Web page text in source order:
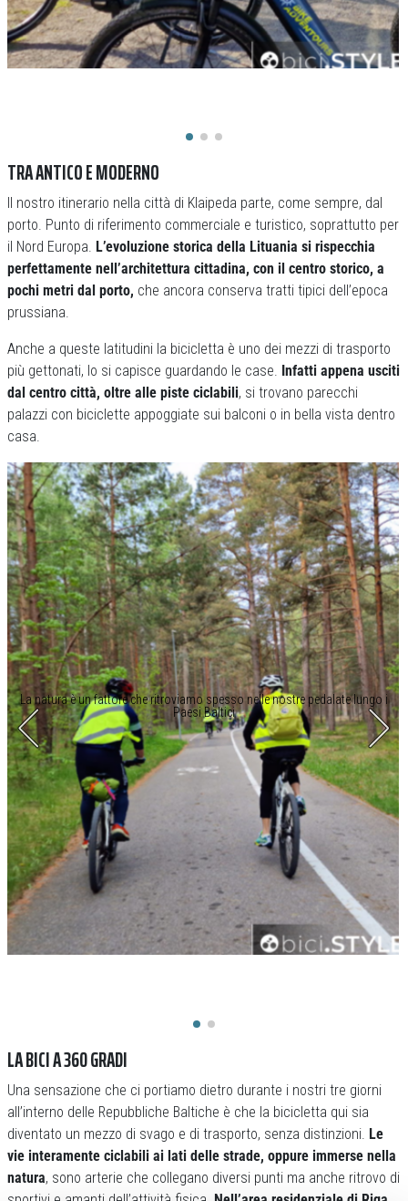
TRA ANTICO E MODERNO
Il nostro itinerario nella città di Klaipeda parte, come sempre, dal
porto. Punto di riferimento commerciale e turistico, soprattutto per
il Nord Europa. L’evoluzione storica della Lituania si rispecchia
perfettamente nell’architettura cittadina, con il centro storico, a
pochi metri dal porto, che ancora conserva tratti tipici dell’epoca
prussiana.
Anche a queste latitudini la bicicletta è uno dei mezzi di trasporto
più gettonati, lo si capisce guardando le case. Infatti appena usciti
dal centro città, oltre alle piste ciclabili, si trovano parecchi
palazzi con biciclette appoggiate sui balconi o in bella vista dentro
casa.
La natura è un fattore che ritroviamo spesso nelle nostre pedalate lungo i
Paesi Baltici
LA BICI A 360 GRADI
Una sensazione che ci portiamo dietro durante i nostri tre giorni
all’interno delle Repubbliche Baltiche è che la bicicletta qui sia
diventato un mezzo di svago e di trasporto, senza distinzioni. Le
vie interamente ciclabili ai lati delle strade, oppure immerse nella
natura, sono arterie che collegano diversi punti ma anche ritrovo di